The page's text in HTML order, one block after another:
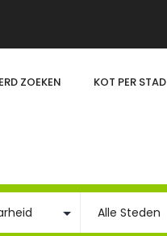
ZOEKEN KOT PER STAD